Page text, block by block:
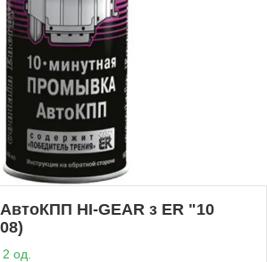
HI-GEAR з ER "10
од.